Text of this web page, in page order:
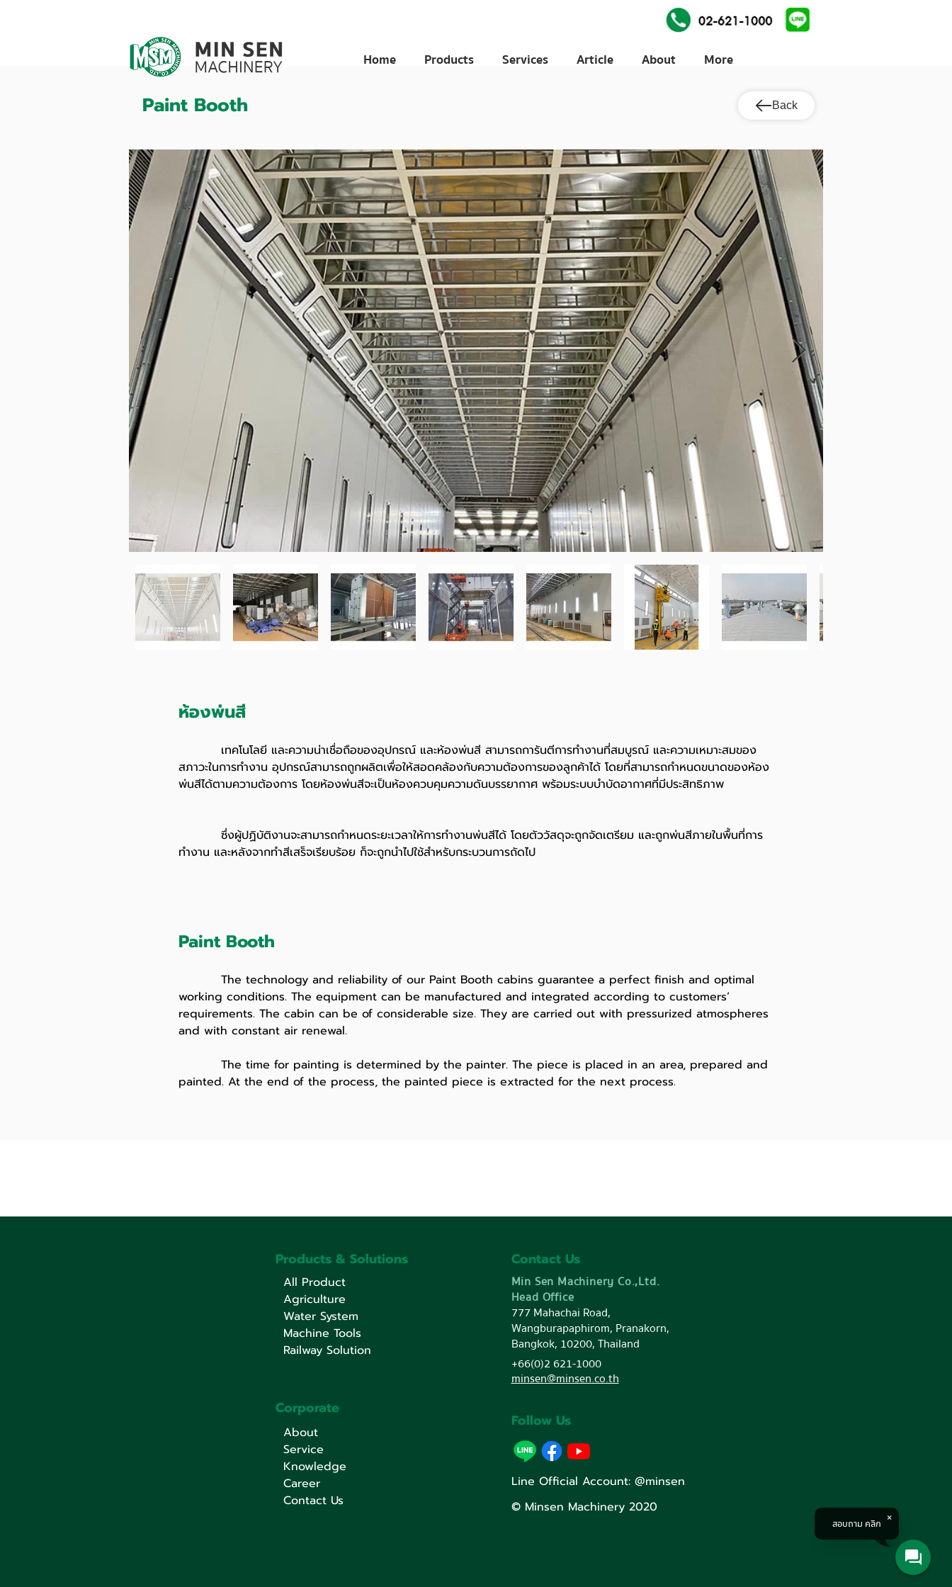
Home Products Services Article About More
Paint Booth Back
ห้องพ่นสี
เทคโนโลยี และความน่าเชื่อถือของอุปกรณ์ และห้องพ่นสี สามารถการันตีการทำงานที่สมบูรณ์ และความเหมาะสมของ
สภาวะในการทำงาน อุปกรณ์สามารถถูกผลิตเพื่อให้สอดคล้องกับความต้องการของลูกค้าได้ โดยที่สามารถกำหนดขนาดของห้อง
พ่นสีได้ตามความต้องการ โดยห้องพ่นสีจะเป็นห้องควบคุมความดันบรรยากาศ พร้อมระบบบำบัดอากาศที่มีประสิทธิภาพ
ซึ่งผู้ปฏิบัติงานจะสามารถกำหนดระยะเวลาให้การทำงานพ่นสีได้ โดยตัววัสดุจะถูกจัดเตรียม และถูกพ่นสีภายในพื้นที่การ
ทำงาน และหลังจากทำสีเสร็จเรียบร้อย ก็จะถูกนำไปใช้สำหรับกระบวนการถัดไป
Paint Booth
The technology and reliability of our Paint Booth cabins guarantee a perfect finish and optimal
working conditions. The equipment can be manufactured and integrated according to customers’
requirements. The cabin can be of considerable size. They are carried out with pressurized atmospheres
and with constant air renewal.
The time for painting is determined by the painter. The piece is placed in an area, prepared and
painted. At the end of the process, the painted piece is extracted for the next process.
Products & Solutions
All Product
Agriculture
Water System
Machine Tools
Railway Solution
Corporate
About
Service
Knowledge
Career
Contact Us
Contact Us
Min Sen Machinery Co.,Ltd.
Head Office
777 Mahachai Road,
Wangburapaphirom, Pranakorn,
Bangkok, 10200, Thailand
+66(0)2 621-1000
minsen@minsen.co.th
Follow Us
Line Official Account: @minsen
© Minsen Machinery 2020
สอบถาม คลิก